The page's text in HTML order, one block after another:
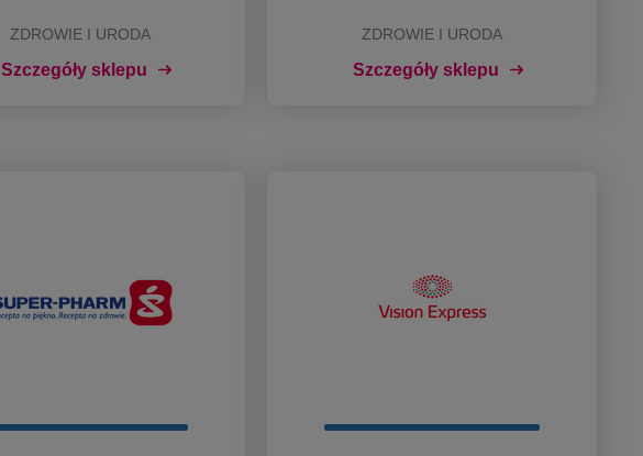
ZDROWIE I URODA
Szczegóły sklepu
ZDROWIE I URODA
Szczegóły sklepu